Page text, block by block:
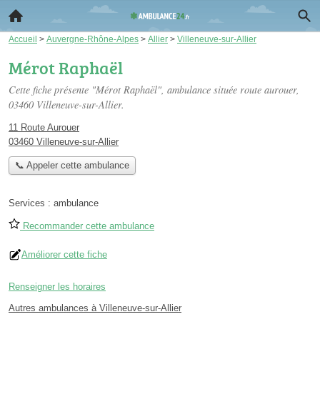
Accueil > Auvergne-Rhône-Alpes > Allier > Villeneuve-sur-Allier
Mérot Raphaël
Cette fiche présente "Mérot Raphaël", ambulance située route aurouer,
03460 Villeneuve-sur-Allier.
11 Route Aurouer
03460 Villeneuve-sur-Allier
📞 Appeler cette ambulance
Services : ambulance
Recommander cette ambulance
Améliorer cette fiche
Renseigner les horaires
Autres ambulances à Villeneuve-sur-Allier